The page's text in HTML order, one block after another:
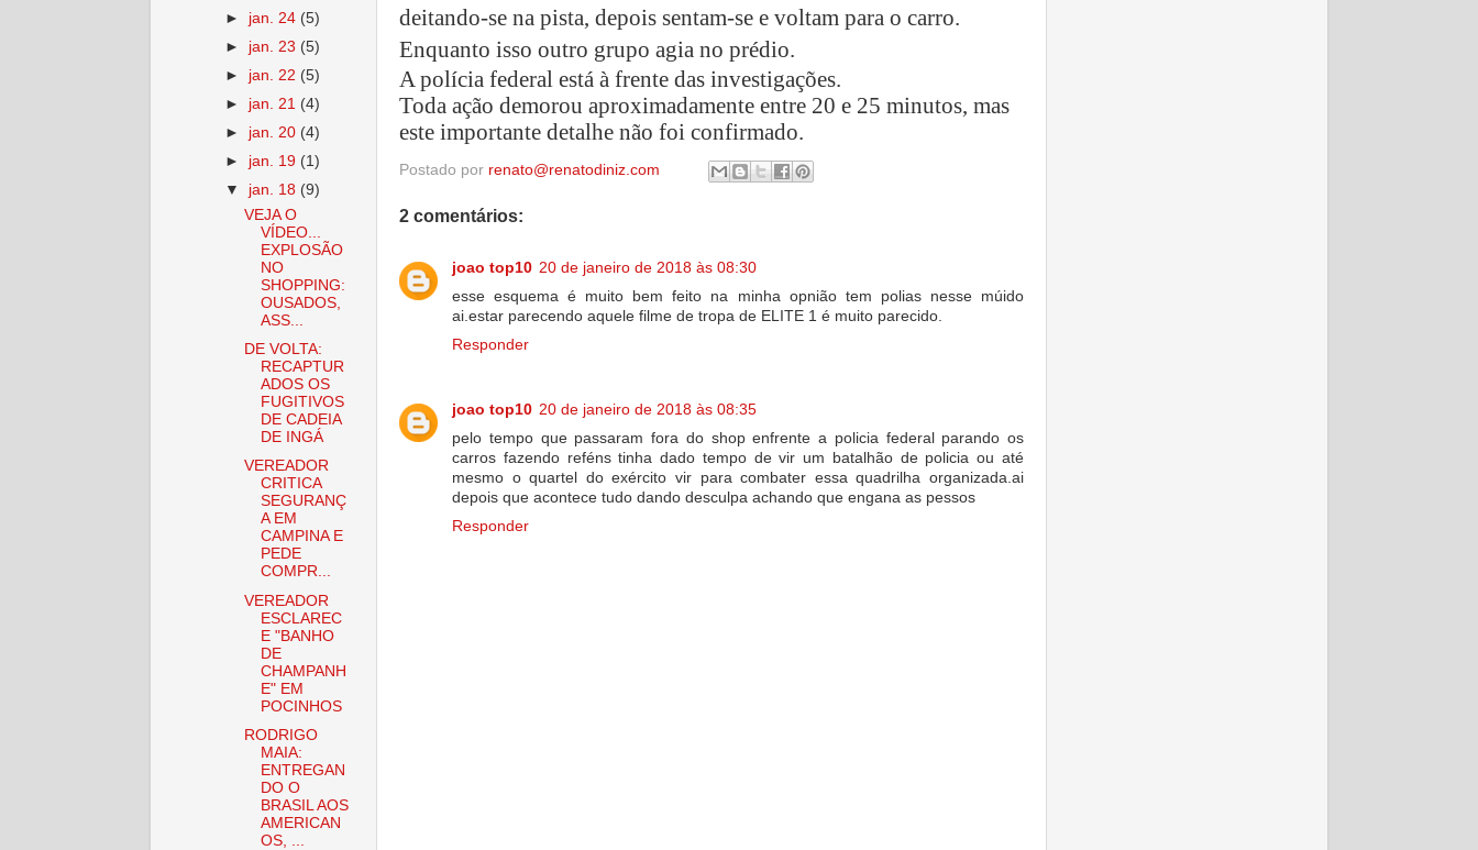
deitando-se na pista, depois sentam-se e voltam para o carro.
Enquanto isso outro grupo agia no prédio.
A polícia federal está à frente das investigações.
Toda ação demorou aproximadamente entre 20 e 25 minutos, mas
este importante detalhe não foi confirmado.
Postado por renato@renatodiniz.com
2 comentários:
joao top10 20 de janeiro de 2018 às 08:30
esse esquema é muito bem feito na minha opnião tem polias nesse múido
ai.estar parecendo aquele filme de tropa de ELITE 1 é muito parecido.
Responder
joao top10 20 de janeiro de 2018 às 08:35
pelo tempo que passaram fora do shop enfrente a policia federal parando os
carros fazendo reféns tinha dado tempo de vir um batalhão de policia ou até
mesmo o quartel do exército vir para combater essa quadrilha organizada.ai
depois que acontece tudo dando desculpa achando que engana as pessos
Responder
► jan. 24 (5)
► jan. 23 (5)
► jan. 22 (5)
► jan. 21 (4)
► jan. 20 (4)
► jan. 19 (1)
▼ jan. 18 (9)
VEJA O
VÍDEO...
EXPLOSÃO
NO
SHOPPING:
OUSADOS,
ASS...
DE VOLTA:
RECAPTUR
ADOS OS
FUGITIVOS
DE CADEIA
DE INGÁ
VEREADOR
CRITICA
SEGURANÇ
A EM
CAMPINA E
PEDE
COMPR...
VEREADOR
ESCLAREC
E "BANHO
DE
CHAMPANH
E" EM
POCINHOS
RODRIGO
MAIA:
ENTREGAN
DO O
BRASIL AOS
AMERICAN
OS, ...